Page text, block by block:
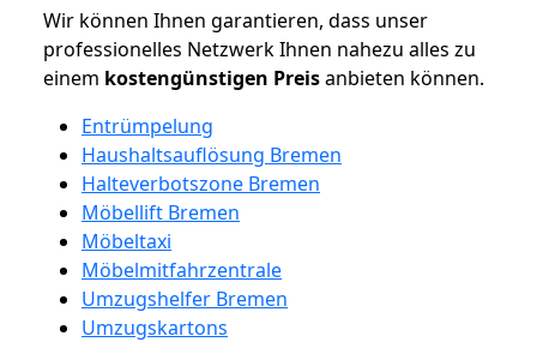
Wir können Ihnen garantieren, dass unser
professionelles Netzwerk Ihnen nahezu alles zu
einem kostengünstigen Preisanbieten können.
Entrümpelung
Haushaltsauflösung Bremen
Halteverbotszone Bremen
Möbellift Bremen
Möbeltaxi
Möbelmitfahrzentrale
Umzugshelfer Bremen
Umzugskartons